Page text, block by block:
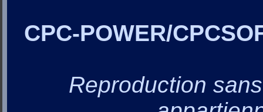
CPC-POWER/
Reproduction